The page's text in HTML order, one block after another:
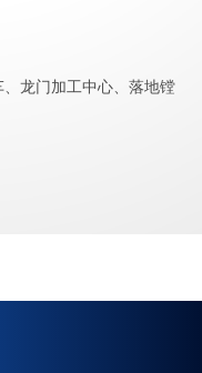
龙门加工中心、落地镗